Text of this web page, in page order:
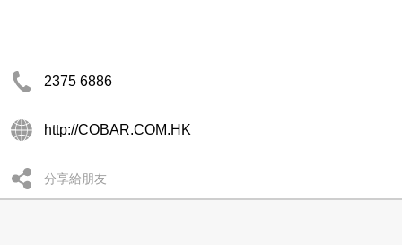
2375 6886
http://COBAR.COM.HK
分享給朋友